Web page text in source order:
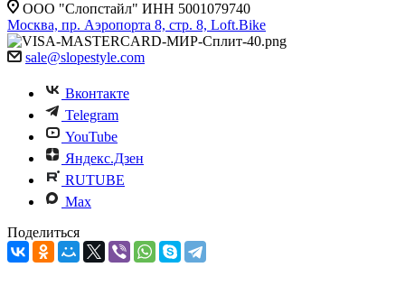
ООО "Слопстайл" ИНН 5001079740
Москва, пр. Аэропорта 8, стр. 8, Loft.Bike
sale@slopestyle.com
Вконтакте
Telegram
YouTube
Яндекс.Дзен
RUTUBE
Max
Поделиться